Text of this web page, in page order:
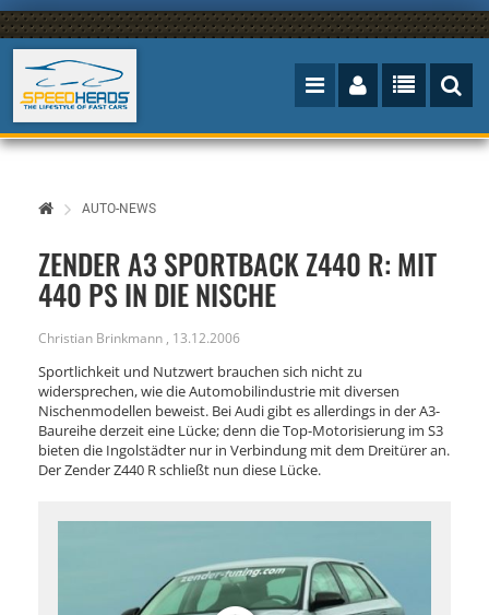
AUTO-NEWS
ZENDER A3 SPORTBACK Z440 R: MIT
440 PS IN DIE NISCHE
Christian Brinkmann , 13.12.2006
Sportlichkeit und Nutzwert brauchen sich nicht zu
widersprechen, wie die Automobilindustrie mit diversen
Nischenmodellen beweist. Bei Audi gibt es allerdings in der A3-
Baureihe derzeit eine Lücke; denn die Top-Motorisierung im S3
bieten die Ingolstädter nur in Verbindung mit dem Dreitürer an.
Der Zender Z440 R schließt nun diese Lücke.